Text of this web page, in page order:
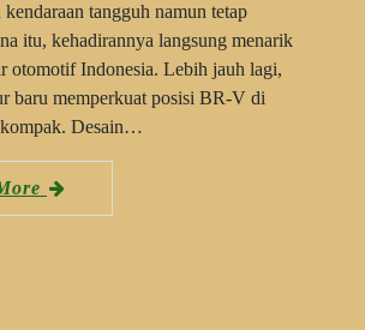
tangguh namun tetap
itu, kehadirannya langsung menarik
otomotif Indonesia. Lebih jauh lagi,
baru memperkuat posisi BR-V di
Desain…